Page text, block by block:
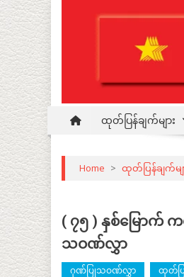
content
DPNS
Democratic Party for a New
ထုတ်ပြန်ချက်များ
Home > ထုတ်ပြန်ချက်မျ
( ၇၅ ) နှစ်မြောက်
သဝဏ်လွှာ
ဂုဏ်ပြုသဝဏ်လွှာ ထုတ်ပြ